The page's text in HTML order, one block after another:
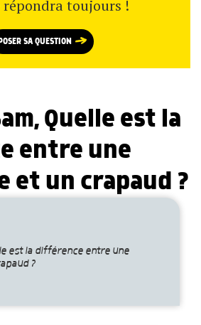
répondra toujours !
SA QUESTION
Quelle est la
entre une
et un crapaud ?
est la différence entre une
?